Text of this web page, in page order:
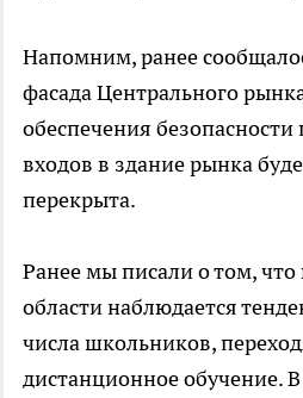
Напомним, ранее
фасада Центрального
обеспечения безопасности
входов в здание рынка
перекрыта.
Ранее мы писали о том, что
области наблюдается
числа школьников,
дистанционное обучение.